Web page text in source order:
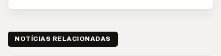
NOTÍCIAS RELACIONADAS